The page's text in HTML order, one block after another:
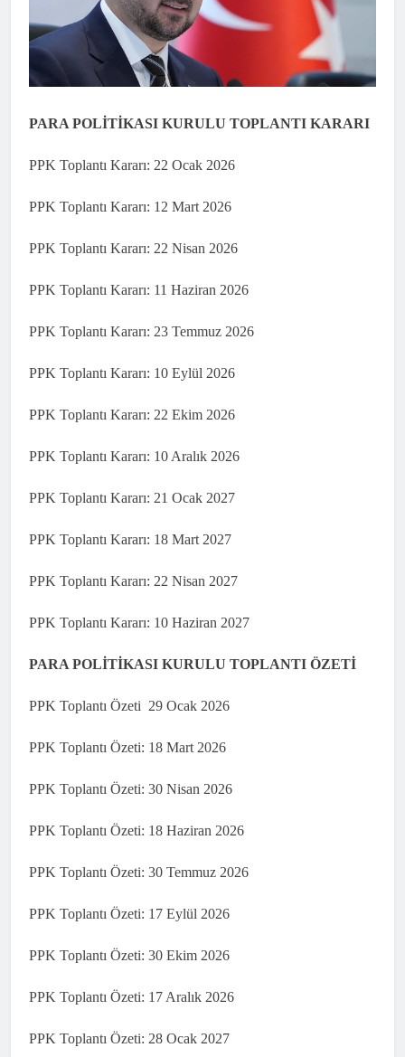
PARA POLİTİKASI KURULU TOPLANTI KARARI
PPK Toplantı Kararı: 22 Ocak 2026
PPK Toplantı Kararı: 12 Mart 2026
PPK Toplantı Kararı: 22 Nisan 2026
PPK Toplantı Kararı: 11 Haziran 2026
PPK Toplantı Kararı: 23 Temmuz 2026
PPK Toplantı Kararı: 10 Eylül 2026
PPK Toplantı Kararı: 22 Ekim 2026
PPK Toplantı Kararı: 10 Aralık 2026
PPK Toplantı Kararı: 21 Ocak 2027
PPK Toplantı Kararı: 18 Mart 2027
PPK Toplantı Kararı: 22 Nisan 2027
PPK Toplantı Kararı: 10 Haziran 2027
PARA POLİTİKASI KURULU TOPLANTI ÖZETİ
PPK Toplantı Özeti 29 Ocak 2026
PPK Toplantı Özeti: 18 Mart 2026
PPK Toplantı Özeti: 30 Nisan 2026
PPK Toplantı Özeti: 18 Haziran 2026
PPK Toplantı Özeti: 30 Temmuz 2026
PPK Toplantı Özeti: 17 Eylül 2026
PPK Toplantı Özeti: 30 Ekim 2026
PPK Toplantı Özeti: 17 Aralık 2026
PPK Toplantı Özeti: 28 Ocak 2027